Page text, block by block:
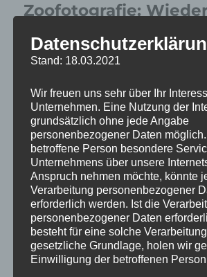
Zoofotografie:
Grömitz am 16.04.2026
Stand: 18.03.2021
Wir freuen uns sehr über Ihr
Unternehmen. Eine Nutzung der
grundsätzlich ohne jede Angabe
personenbezogener Daten
betroffene Person besondere
Unternehmens über unsere
Anspruch nehmen möchte, könnte
Verarbeitung personenbezogener
erforderlich werden. Ist die
personenbezogener Daten
besteht für eine solche
gesetzliche Grundlage, holen wir
Einwilligung der betroffenen